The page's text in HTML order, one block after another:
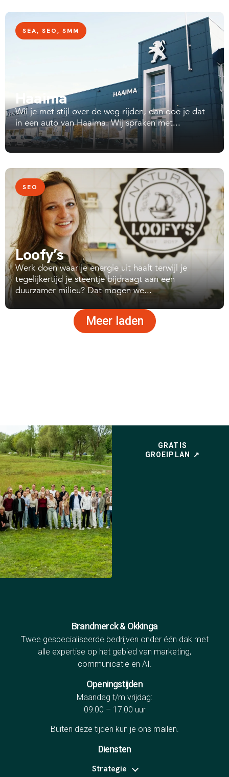
SEA, SEO, SMM
Haaima
Wil je met stijl over de weg rijden, dan doe je dat
in een auto van Haaima. Wij spraken met...
SEO
Loofy’s
Werk doen waar je energie uit haalt terwijl je
tegelijkertijd je steentje bijdraagt aan een
duurzamer milieu? Dat mogen we...
Meer laden
GRATIS
GROEIPLAN
Brandmerck & Okkinga
Twee gespecialiseerde bedrijven onder één dak met
alle expertise op het gebied van marketing,
communicatie en AI.
Openingstijden
Maandag t/m vrijdag:
09:00 – 17:00 uur
Buiten deze tijden kun je ons mailen.
Diensten
Strategie